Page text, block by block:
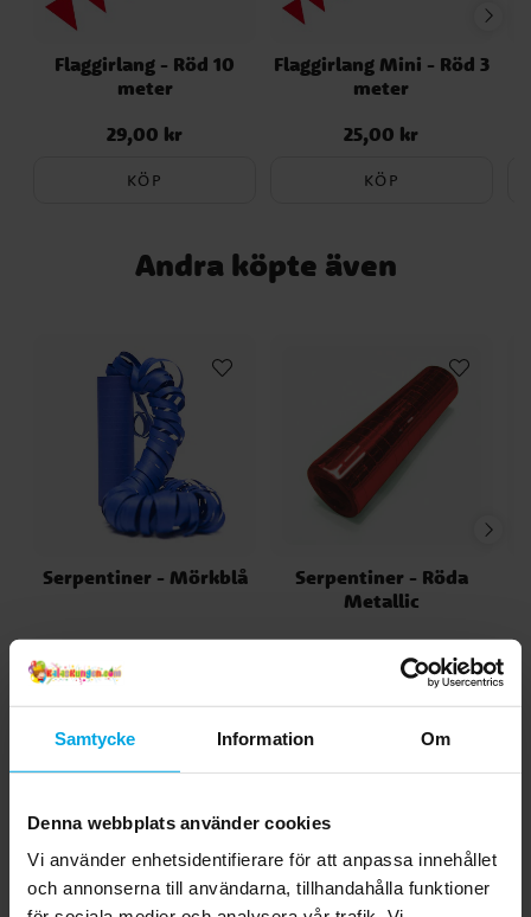
Samtycke Information Om
Denna webbplats använder cookies
Vi använder enhetsidentifierare för att anpassa innehållet
och annonserna till användarna, tillhandahålla funktioner
Flaggirlang - Röd 10
meter
Pris:29,00 kr
29,00 kr
KÖP
Flaggirlang Mini - Röd 3
meter
Pris:25,00 kr
25,00 kr
KÖP
Andra köpte även
Serpentiner - Mörkblå
Pris:19,00 kr
19,00 kr
Serpentiner - Röda
Metallic
Pris:19,00 kr
19,00 kr
3 betyg
3 ☆
1 ☆